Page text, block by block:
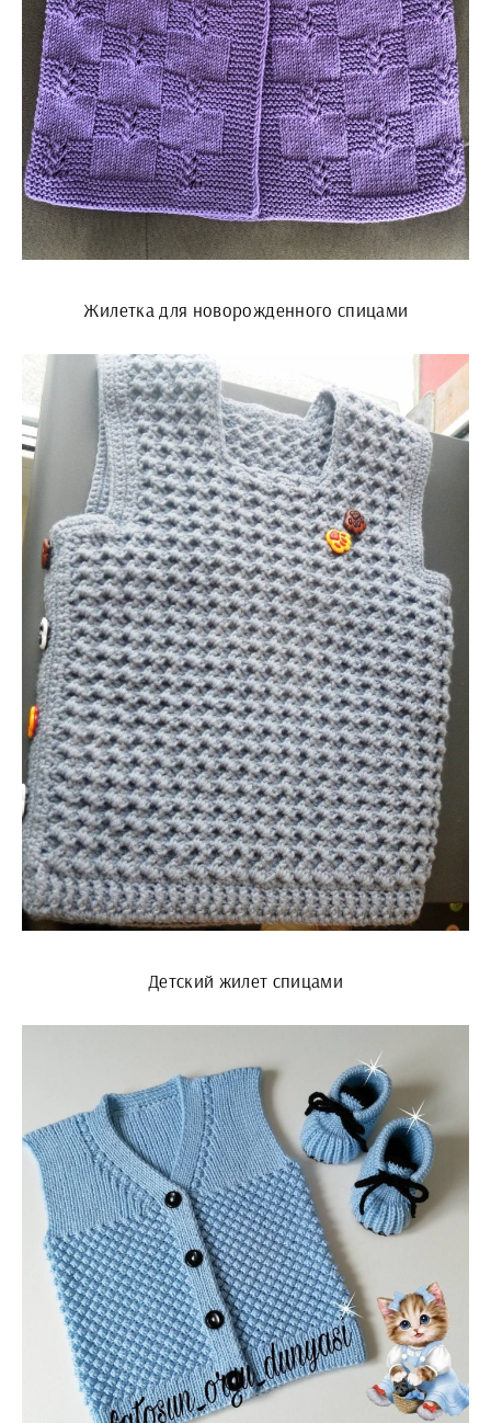
Жилетка для новорожденного спицами
Детский жилет спицами